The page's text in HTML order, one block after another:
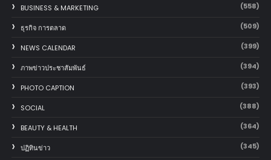
BUSINESS & MARKETING (558)
ธุรกิจ การตลาด (509)
NEWS CALENDAR (399)
ภาพข่าวประชาสัมพันธ์ (394)
PHOTO CAPTION (393)
SOCIAL (388)
BEAUTY & HEALTH (364)
ปฏิทินข่าว (345)